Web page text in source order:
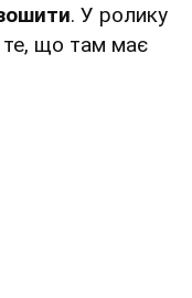
. У ролику
те, що там має